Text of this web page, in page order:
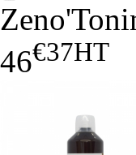
46€37HT